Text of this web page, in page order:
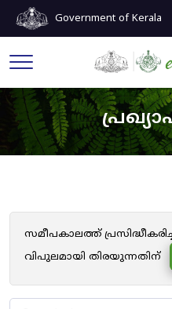
Government of Kerala
സമീപകാലത്ത്
വിപുലമായി തിരയുന്നതിന്